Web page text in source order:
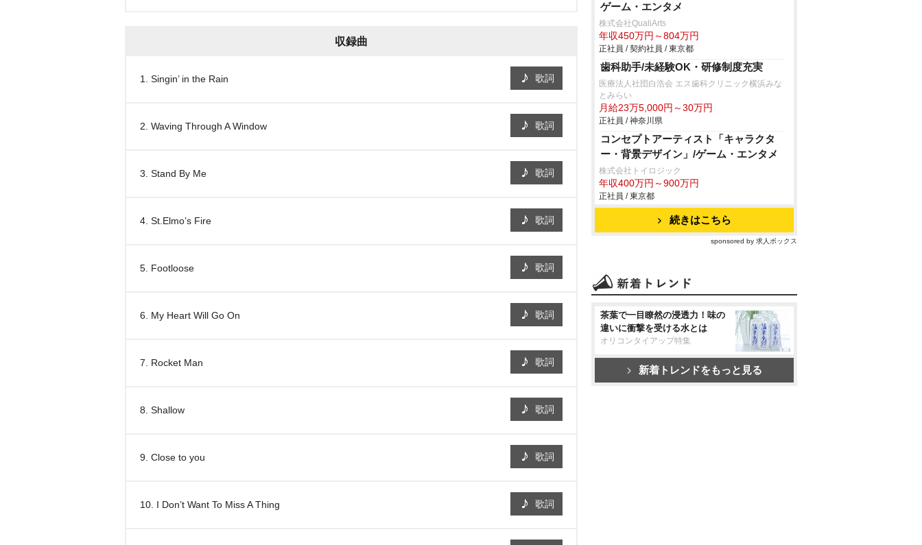
収録曲
1. Singin’ in the Rain 歌詞
2. Waving Through A Window 歌詞
3. Stand By Me 歌詞
4. St.Elmo’s Fire 歌詞
5. Footloose 歌詞
6. My Heart Will Go On 歌詞
7. Rocket Man 歌詞
8. Shallow 歌詞
9. Close to you 歌詞
10. I Don’t Want To Miss A Thing 歌詞
ゲーム・エンタメ
株式会社QualiArts
年収450万円～804万円
正社員 / 契約社員 / 東京都
歯科助手/未経験OK・研修制度充実
医療法人社団白浩会 エス歯科クリニック横浜みな
とみらい
月給23万5,000円～30万円
正社員 / 神奈川県
コンセプトアーティスト「キャラクタ
ー・背景デザイン」/ゲーム・エンタメ
株式会社トイロジック
年収400万円～900万円
正社員 / 東京都
続きはこちら
sponsored by 求人ボックス
茶葉で一目瞭然の浸透力！味の
違いに衝撃を受ける水とは
オリコンタイアップ特集
新着トレンドをもっと見る